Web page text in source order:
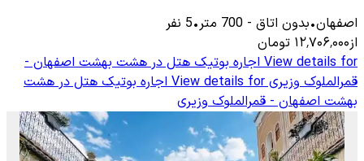
اصفهان•بدون اتاق -
700 متر•
5 نفر
از۱۲٬۷۰۶٬۰۰۰ تومان
View details for اجاره بوتیک هتل در هشت بهشت اصفهان -
قمرالملوک وزیریView details for اجاره بوتیک هتل در هشت
بهشت اصفهان - قمرالملوک وزیری